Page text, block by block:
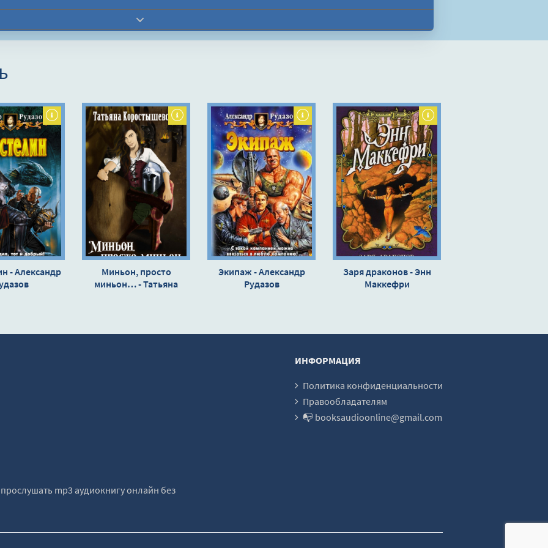
- Александр
Миньон, просто
миньон… - Татьяна
Экипаж - Александр
Рудазов
Заря драконов - Энн
Маккефри
ИНФОРМАЦИЯ
Политика конфиденциальности
Правообладателям
📭 booksaudioonline@gmail.com
mp3 аудиокнигу онлайн без